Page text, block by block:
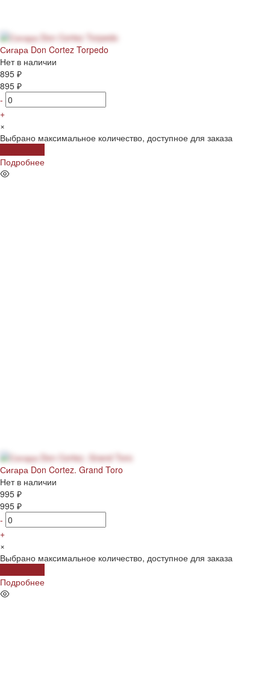
Сигара Don Cortez Torpedo
Нет в наличии
895 ₽
895 ₽
-
+
×
Выбрано максимальное количество, доступное для заказа
Подробнее
Сигара Don Cortez. Grand Toro
Нет в наличии
995 ₽
995 ₽
-
+
×
Выбрано максимальное количество, доступное для заказа
Подробнее